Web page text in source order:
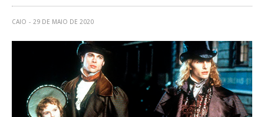
CAIO 29 DE MAIO DE 2020